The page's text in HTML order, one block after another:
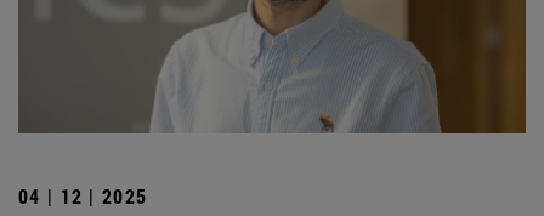
04 | 12 | 2025